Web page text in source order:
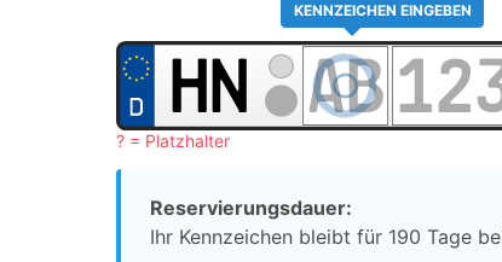
KENNZEICHEN EINGEBEN
? = Platzhalter
Reservierungsdauer:
Ihr Kennzeichen bleibt für 190 Tage